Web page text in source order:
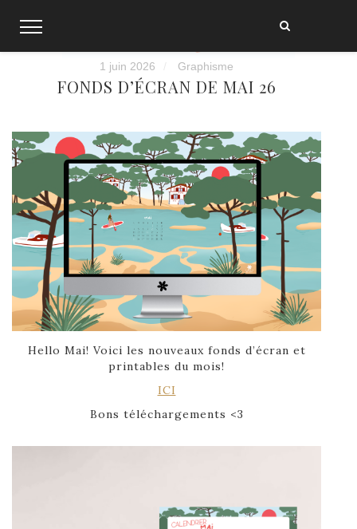
1 juin 2026 Graphisme
FONDS D’ÉCRAN DE MAI 26
Hello Mai! Voici les nouveaux fonds d’écran et
printables du mois!
ICI
Bons téléchargements <3